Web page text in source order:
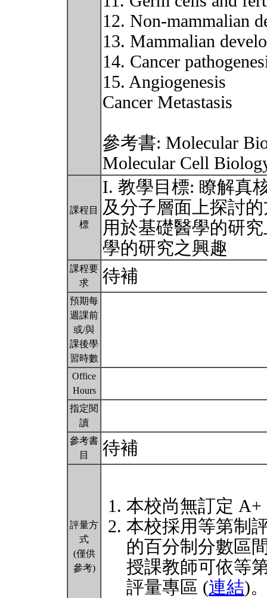
12. Non-mammalian
13. Mammalian
14. Cancer
15. Angiogenesis
Cancer Metastasis
參考書: Molecular
Molecular Cell
課程目
標
I. 教學目標: 瞭解真
及分子層面上探討
用於基礎醫學的研
學的研究之興趣
課程要
求
待補
預期每
週課前
或/與
課後學
習時數
Office
Hours
指定閱
讀
參考書
目
待補
評量方
式
(僅供
參考)
本校尚無訂定
本校採用等第制
的百分制分數區
授課教師可依等
評量專區 (連結)